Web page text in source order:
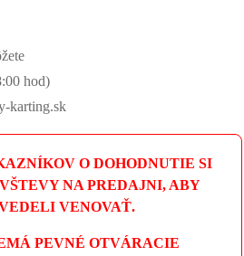
hod)
karting.sk
O DOHODNUTIE SI
NA PREDAJNI, ABY
VENOVAŤ.
PEVNÉ OTVÁRACIE